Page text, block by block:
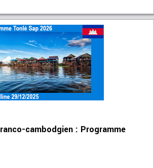
cambodgien : Programme